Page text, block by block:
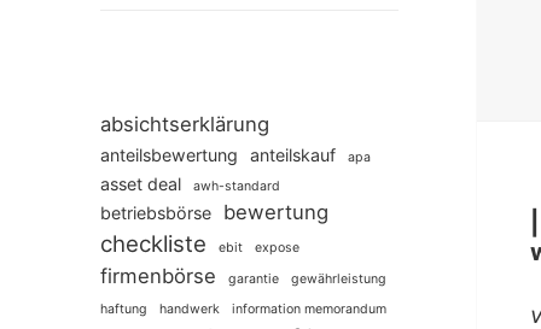
absichtserklärung
anteilsbewertung anteilskauf apa
asset deal awh-standard
betriebsbörse bewertung
checkliste ebit expose
firmenbörse garantie
gewährleistung
haftung
handwerk information memorandum